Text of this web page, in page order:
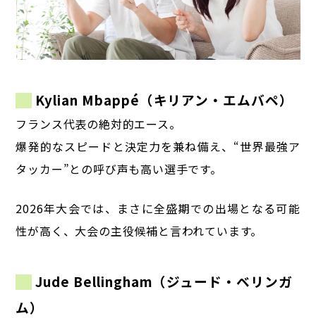
Kylian Mbappé（キリアン・エムバペ）
フランス代表の絶対的エース。
爆発的なスピードと決定力を兼ね備え、“世界最強ア
タッカー”との呼び声も高い選手です。
2026年大会では、まさに全盛期での出場となる可能
性が高く、大会の主役候補と言われています。
Jude Bellingham（ジュード・ベリンガ
ム）